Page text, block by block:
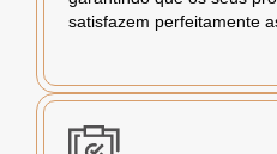
satisfazem perfeitamente